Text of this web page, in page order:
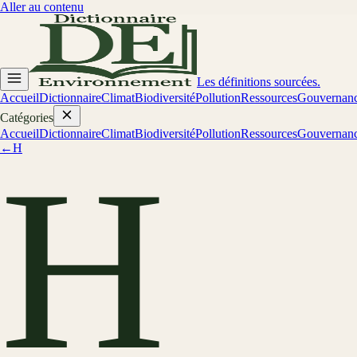
Aller au contenu
Les définitions sourcées.
AccueilDictionnaireClimatBiodiversitéPollutionRessources
Catégories
AccueilDictionnaireClimatBiodiversitéPollutionRessources
←H
H